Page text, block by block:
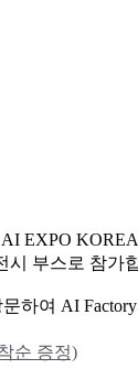
EXPO
시 부스로 참가
하여 AI
순 증정)